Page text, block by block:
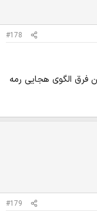
#178
توضیح بدین فرق الگوی هجایی رمه
#179